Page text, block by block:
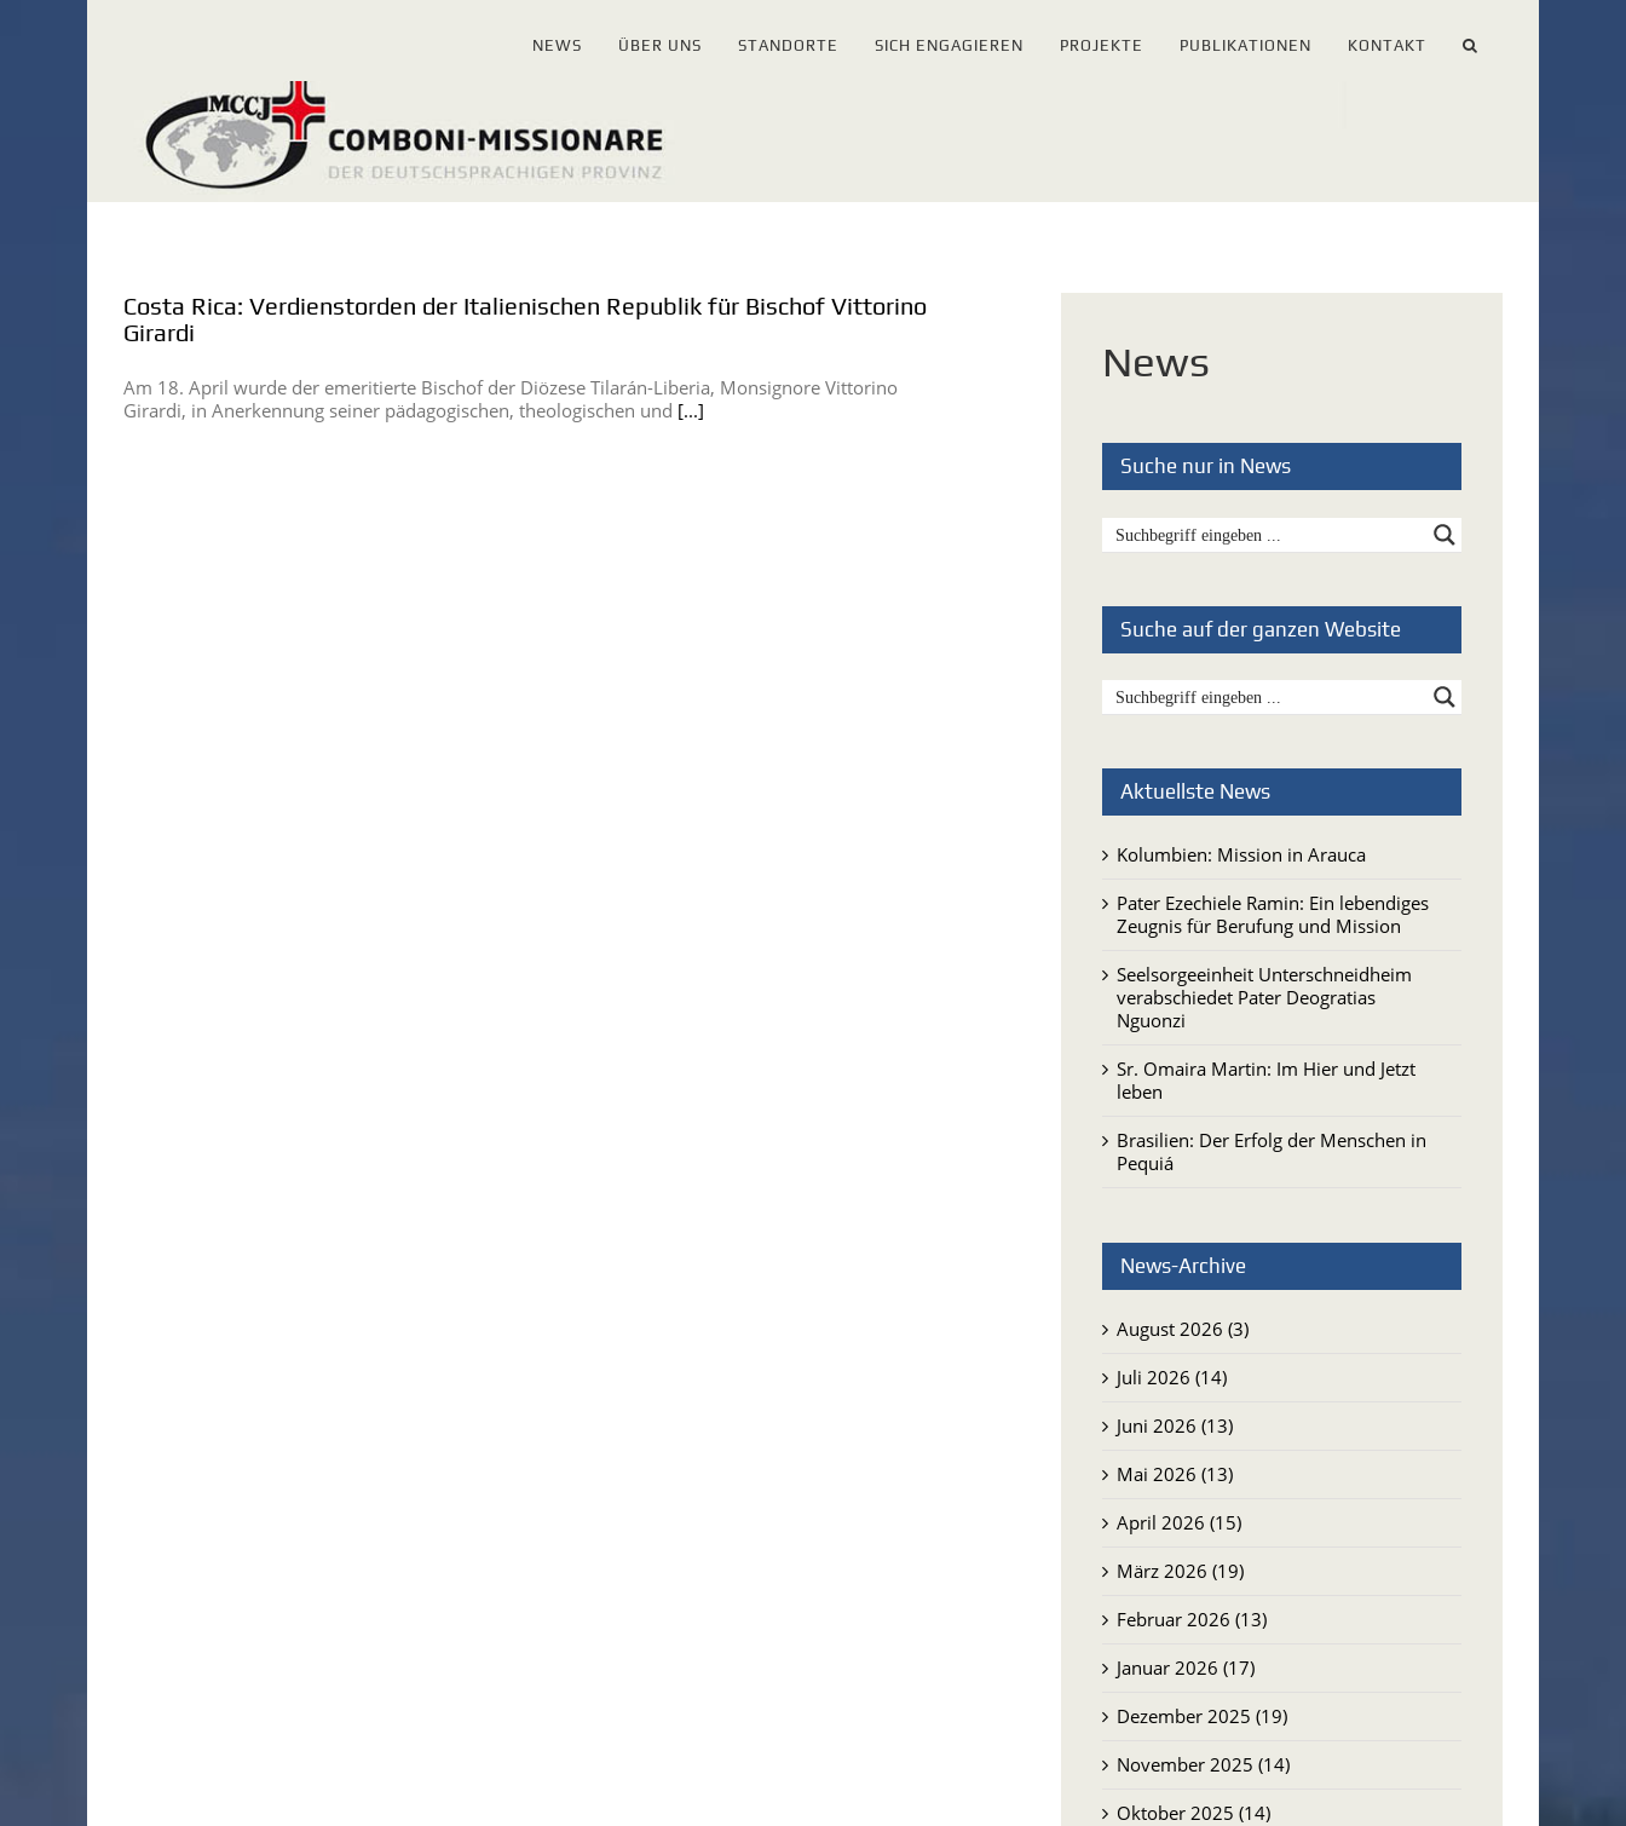
NEWS ÜBER UNS STANDORTE SICH ENGAGIEREN PROJEKTE PUBLIKATIONEN KONTAKT
Costa Rica: Verdienstorden der Italienischen Republik für Bischof Vittorino
Girardi
Am 18. April wurde der emeritierte Bischof der Diözese Tilarán-Liberia, Monsignore Vittorino
Girardi, in Anerkennung seiner pädagogischen, theologischen und [...]
News
Suche nur in News
Suche auf der ganzen Website
Aktuellste News
Kolumbien: Mission in Arauca
Pater Ezechiele Ramin: Ein lebendiges
Zeugnis für Berufung und Mission
Seelsorgeeinheit Unterschneidheim
verabschiedet Pater Deogratias
Nguonzi
Sr. Omaira Martin: Im Hier und Jetzt
leben
Brasilien: Der Erfolg der Menschen in
Pequiá
News-Archive
August 2026 (3)
Juli 2026 (14)
Juni 2026 (13)
Mai 2026 (13)
April 2026 (15)
März 2026 (19)
Februar 2026 (13)
Januar 2026 (17)
Dezember 2025 (19)
November 2025 (14)
Oktober 2025 (14)